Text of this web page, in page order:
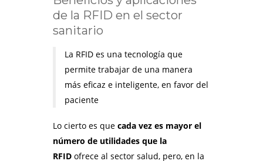
de la RFID en el sector
sanitario
La RFID es una tecnología que
permite trabajar de una manera
más eficaz e inteligente, en favor del
paciente
Lo cierto es que cada vez es mayor el
número de utilidades que la
RFID ofrece al sector salud, pero, en la